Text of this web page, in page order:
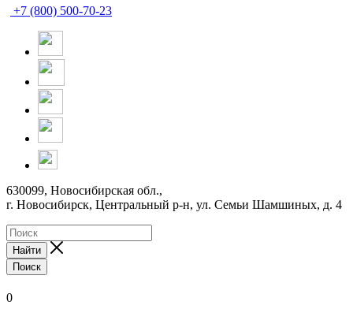
+7 (800) 500-70-23
630099, Новосибирская обл.,
г. Новосибирск, Центральный р-н, ул. Семьи Шамшиных, д. 4
Найти
Поиск
0